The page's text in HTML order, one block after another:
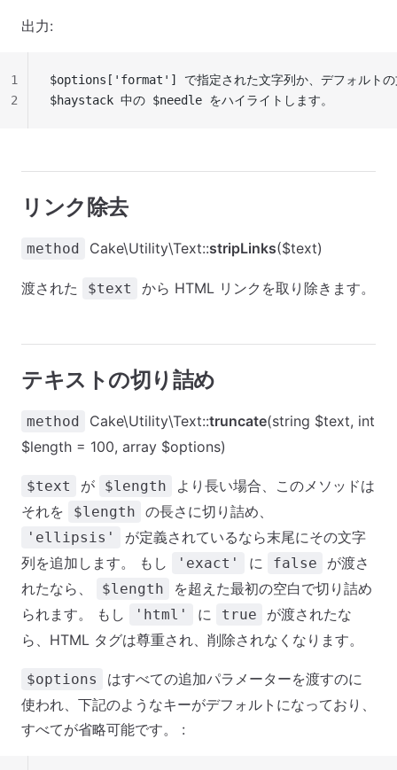
出力:
$options['format'] で指定された文字列か、デフォルト
$haystack 中の $needle をハイライトします。
1
2
リンク除去
method Cake\Utility\Text::stripLinks($text)
渡された $text から HTML リンクを取り除きます。
テキストの切り詰め
method Cake\Utility\Text::truncate(string $text, int
$length = 100, array $options)
$text が $length
より長い場合、このメソッドは
それを
$length の長さに切り詰め、
'ellipsis'
が定義されているなら末尾にその文字
列を追加します。 もし
'exact' に false
が渡さ
れたなら、
$length
を超えた最初の空白で切り詰め
られます。 もし
'html' に true
が渡されたな
ら、HTML タグは尊重され、削除されなくなります。
$options
はすべての追加パラメーターを渡すのに
使われ、下記のようなキーがデフォルトになっており、
すべてが省略可能です。 :